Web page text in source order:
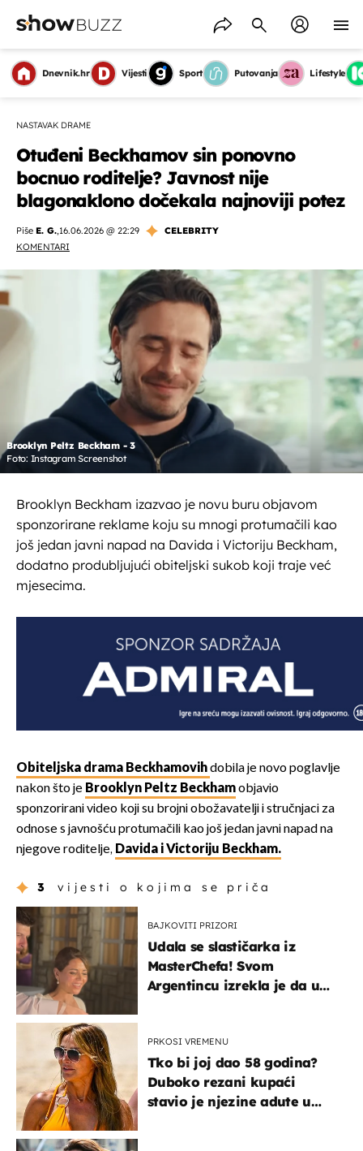
Dnevnik.hr Vijesti Sport Putovanja Lifestyle
NASTAVAK DRAME
Otuđeni Beckhamov sin ponovno
bocnuo roditelje? Javnost nije
blagonaklono dočekala najnoviji potez
Piše E. G.,16.06.2026 @ 22:29
CELEBRITY
KOMENTARI
Brooklyn Peltz Beckham - 3
Foto: Instagram Screenshot
Brooklyn Beckham izazvao je novu buru objavom
sponzorirane reklame koju su mnogi protumačili kao
još jedan javni napad na Davida i Victoriju Beckham,
dodatno produbljujući obiteljski sukob koji traje već
mjesecima.
Obiteljska drama Beckhamovihdobila je novo poglavlje
nakon što je Brooklyn Peltz Beckhamobjavio
sponzorirani video koji su brojni obožavatelji i stručnjaci za
odnose s javnošću protumačili kao još jedan javni napad na
njegove roditelje, Davida i Victoriju Beckham.
3 vijesti o kojima se priča
BAJKOVITI PRIZORI
Udala se slastičarka iz
MasterChefa! Svom
Argentincu izrekla je da u
PRKOSI VREMENU
Tko bi joj dao 58 godina?
Duboko rezani kupaći
stavio je njezine adute u
OMOGUĆI OBAVIJESTI